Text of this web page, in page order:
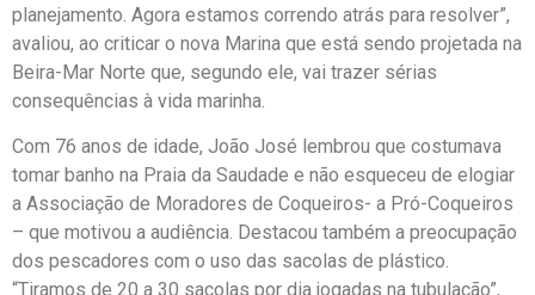
planejamento. Agora estamos correndo atrás para resolver”,
avaliou, ao criticar o nova Marina que está sendo projetada na
Beira-Mar Norte que, segundo ele, vai trazer sérias
consequências à vida marinha.
Com 76 anos de idade, João José lembrou que costumava
tomar banho na Praia da Saudade e não esqueceu de elogiar
a Associação de Moradores de Coqueiros- a Pró-Coqueiros
– que motivou a audiência. Destacou também a preocupação
dos pescadores com o uso das sacolas de plástico.
“Tiramos de 20 a 30 sacolas por dia jogadas na tubulação”,